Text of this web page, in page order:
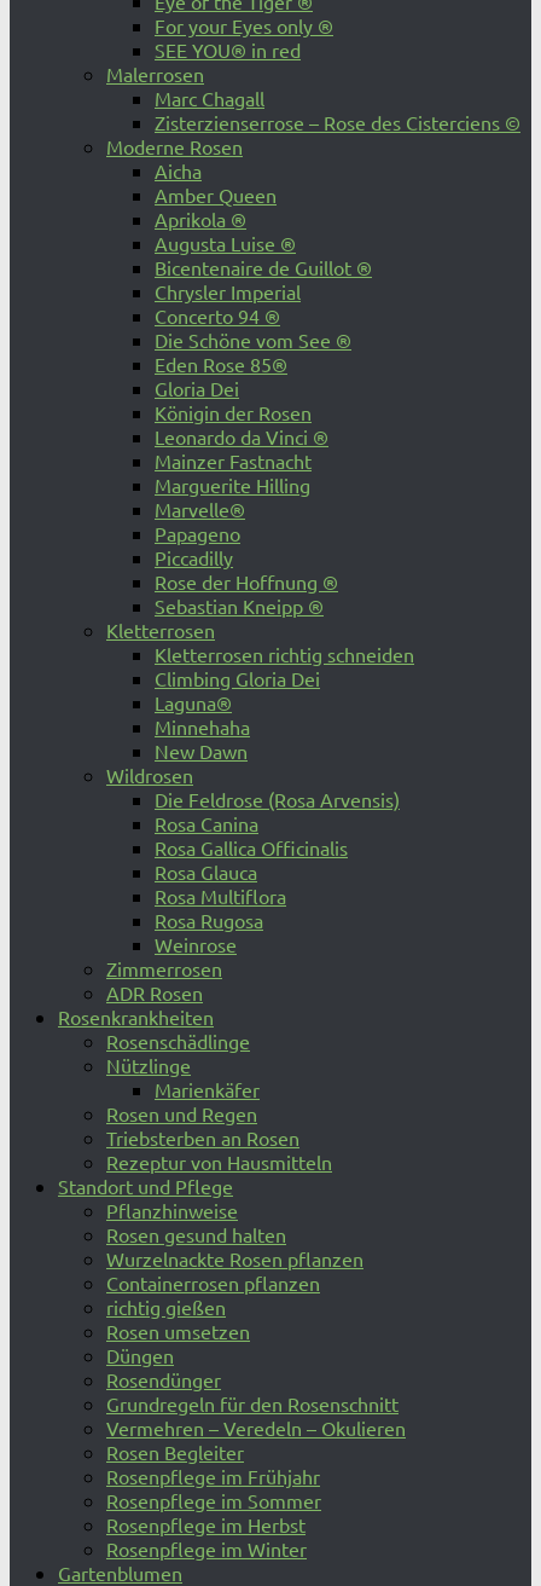
For your Eyes only ®
SEE YOU® in red
Malerrosen
Marc Chagall
Zisterzienserrose – Rose des Cisterciens ©
Moderne Rosen
Aicha
Amber Queen
Aprikola ®
Augusta Luise ®
Bicentenaire de Guillot ®
Chrysler Imperial
Concerto 94 ®
Die Schöne vom See ®
Eden Rose 85®
Gloria Dei
Königin der Rosen
Leonardo da Vinci ®
Mainzer Fastnacht
Marguerite Hilling
Marvelle®
Papageno
Piccadilly
Rose der Hoffnung ®
Sebastian Kneipp ®
Kletterrosen
Kletterrosen richtig schneiden
Climbing Gloria Dei
Laguna®
Minnehaha
New Dawn
Wildrosen
Die Feldrose (Rosa Arvensis)
Rosa Canina
Rosa Gallica Officinalis
Rosa Glauca
Rosa Multiflora
Rosa Rugosa
Weinrose
Zimmerrosen
ADR Rosen
Rosenkrankheiten
Rosenschädlinge
Nützlinge
Marienkäfer
Rosen und Regen
Triebsterben an Rosen
Rezeptur von Hausmitteln
Standort und Pflege
Pflanzhinweise
Rosen gesund halten
Wurzelnackte Rosen pflanzen
Containerrosen pflanzen
richtig gießen
Rosen umsetzen
Düngen
Rosendünger
Grundregeln für den Rosenschnitt
Vermehren – Veredeln – Okulieren
Rosen Begleiter
Rosenpflege im Frühjahr
Rosenpflege im Sommer
Rosenpflege im Herbst
Rosenpflege im Winter
Gartenblumen